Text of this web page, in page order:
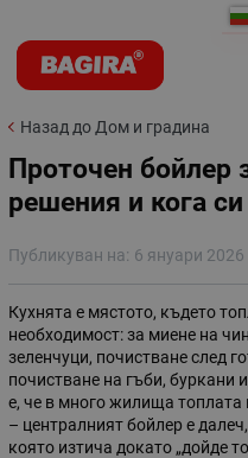
Назад до Дом и градина
Проточен бойлер
решения и кога
Публикуван на: 6 януари 2026
Кухнята е мястото, където
необходимост: за миене на
зеленчуци, почистване след
почистване на гъби, буркани
е, че в много жилища топлата
– централният бойлер е
която изтича докато „дойде